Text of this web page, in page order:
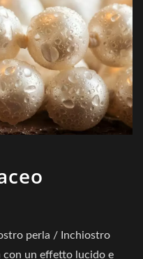
perla / Inchiostro
con un effetto lucido e